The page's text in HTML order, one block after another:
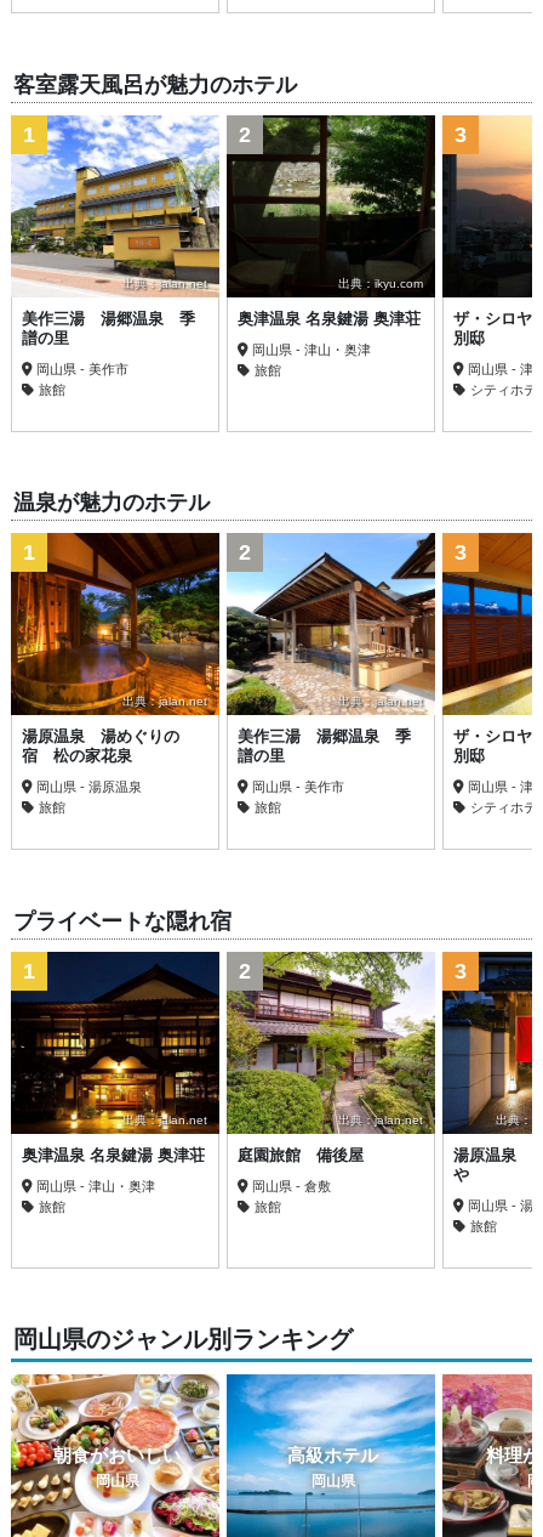
客室露天風呂が魅力のホテル
出典：jalan.net
1
美作三湯 湯郷温泉 季
譜の里
岡山県 - 美作市
旅館
出典：ikyu.com
2
奥津温泉 名泉鍵湯 奥津荘
岡山県 - 津山・奥津
旅館
3
ザ・シロヤ
別邸
岡山県 - 津
シティホテ
温泉が魅力のホテル
出典：jalan.net
1
湯原温泉 湯めぐりの
宿 松の家花泉
岡山県 - 湯原温泉
旅館
出典：jalan.net
2
美作三湯 湯郷温泉 季
譜の里
岡山県 - 美作市
旅館
3
ザ・シロヤ
別邸
岡山県 - 津
シティホテ
プライベートな隠れ宿
出典：jalan.net
1
奥津温泉 名泉鍵湯 奥津荘
岡山県 - 津山・奥津
旅館
出典：jalan.net
2
庭園旅館 備後屋
岡山県 - 倉敷
旅館
出典：
3
湯原温泉
や
岡山県 - 湯
旅館
岡山県のジャンル別ランキング
朝食がおいしい
岡山県
高級ホテル
岡山県
料理